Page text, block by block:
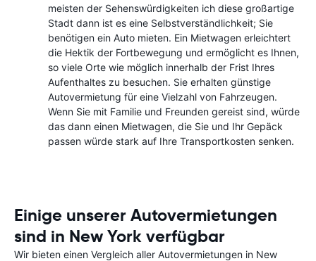
meisten der Sehenswürdigkeiten ich diese großartige
Stadt dann ist es eine Selbstverständlichkeit; Sie
benötigen ein Auto mieten. Ein Mietwagen erleichtert
die Hektik der Fortbewegung und ermöglicht es Ihnen,
so viele Orte wie möglich innerhalb der Frist Ihres
Aufenthaltes zu besuchen. Sie erhalten günstige
Autovermietung für eine Vielzahl von Fahrzeugen.
Wenn Sie mit Familie und Freunden gereist sind, würde
das dann einen Mietwagen, die Sie und Ihr Gepäck
passen würde stark auf Ihre Transportkosten senken.
Einige unserer Autovermietungen
sind in New York verfügbar
Wir bieten einen Vergleich aller Autovermietungen in New